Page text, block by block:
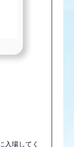
入場してく